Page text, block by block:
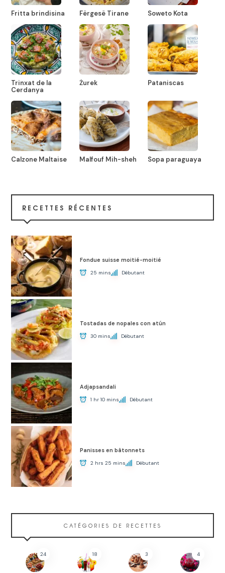
Fritta brindisina Fërgesë Tirane Soweto Kota
Trinxat de la
Cerdanya
Żurek Pataniscas
Calzone Maltaise Malfouf Mih-sheh Sopa paraguaya
RECETTES RÉCENTES
Fondue suisse moitié-moitié
25 mins Débutant
Tostadas de nopales con atún
30 mins Débutant
Adjapsandali
1 hr 10 mins Débutant
Panisses en bâtonnets
2 hrs 25 mins Débutant
CATÉGORIES DE RECETTES
24 18 3 4